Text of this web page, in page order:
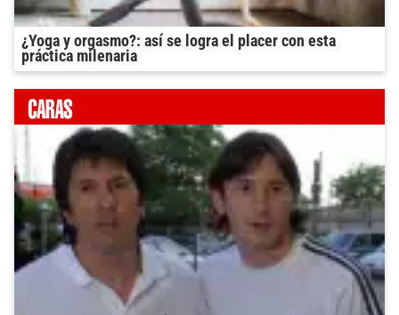
¿Yoga y orgasmo?: así se logra el placer con esta
práctica milenaria